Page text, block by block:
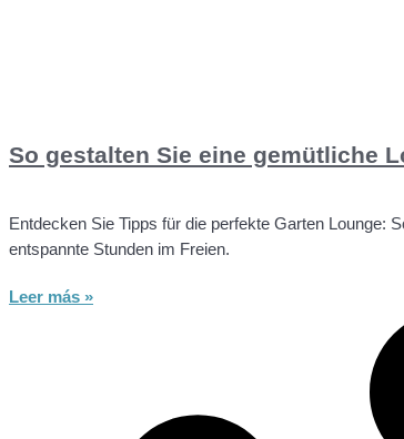
So gestalten Sie eine gemütliche
Entdecken Sie Tipps für die perfekte Garten Lounge:
entspannte Stunden im Freien.
Leer más »